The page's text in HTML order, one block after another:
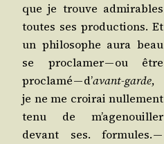
que je trouve admi­rables
toutes ses pro­duc­tions. Et
un phi­lo­sophe aura beau
se pro­cla­mer — ou être
pro­cla­mé — d’avant-garde,
je ne me croi­rai nul­le­ment
tenu de m’a­ge­nouiller
devant ses. for­mules. —